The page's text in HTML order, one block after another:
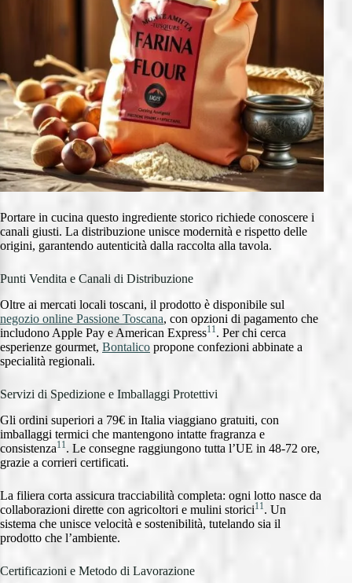
Portare in cucina questo ingrediente storico richiede conoscere i
canali giusti. La distribuzione unisce modernità e rispetto delle
origini, garantendo autenticità dalla raccolta alla tavola.
Punti Vendita e Canali di Distribuzione
Oltre ai mercati locali toscani, il prodotto è disponibile sul
negozio online Passione Toscana, con opzioni di pagamento che
includono Apple Pay e American Express11 . Per chi cerca
esperienze gourmet, Bontalico propone confezioni abbinate a
specialità regionali.
Servizi di Spedizione e Imballaggi Protettivi
Gli ordini superiori a 79€ in Italia viaggiano gratuiti, con
imballaggi termici che mantengono intatte fragranza e
consistenza11 . Le consegne raggiungono tutta l’UE in 48-72 ore,
grazie a corrieri certificati.
La filiera corta assicura tracciabilità completa: ogni lotto nasce da
collaborazioni dirette con agricoltori e mulini storici11 . Un
sistema che unisce velocità e sostenibilità, tutelando sia il
prodotto che l’ambiente.
Certificazioni e Metodo di Lavorazione